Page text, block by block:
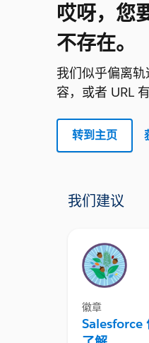
哎呀，您
不存在。
我们似乎偏离
容，或者 URL
转到主页